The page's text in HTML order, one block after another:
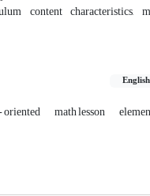
content characteristics,
English
math lesson